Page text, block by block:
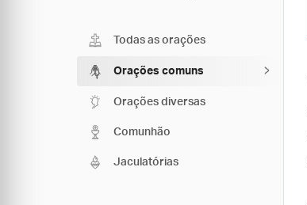
Todas as orações
Orações comuns
Orações diversas
Comunhão
Jaculatórias